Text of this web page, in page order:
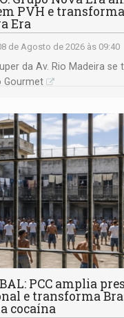
PVH e
Era
de Agosto de 2026 às 09:40
da Av. Rio Madeira se
Gourmet
PCC amplia
e transforma
cocaína